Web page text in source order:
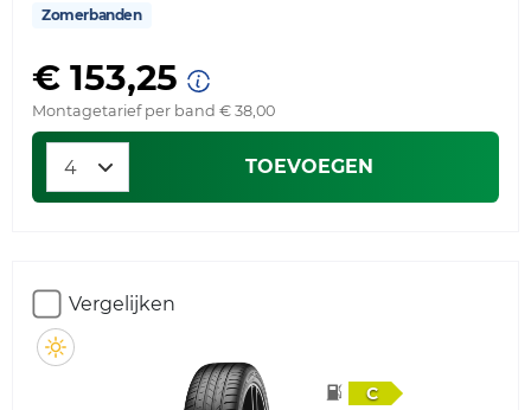
Zomerbanden
€ 153,25
Montagetarief per band € 38,00
TOEVOEGEN
Vergelijken
C